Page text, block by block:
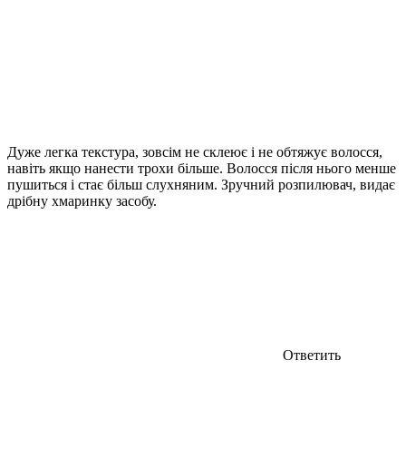
Дуже легка текстура, зовсім не склеює і не обтяжує волосся,
навіть якщо нанести трохи більше. Волосся після нього менше
пушиться і стає більш слухняним. Зручний розпилювач, видає
дрібну хмаринку засобу.
Ответить